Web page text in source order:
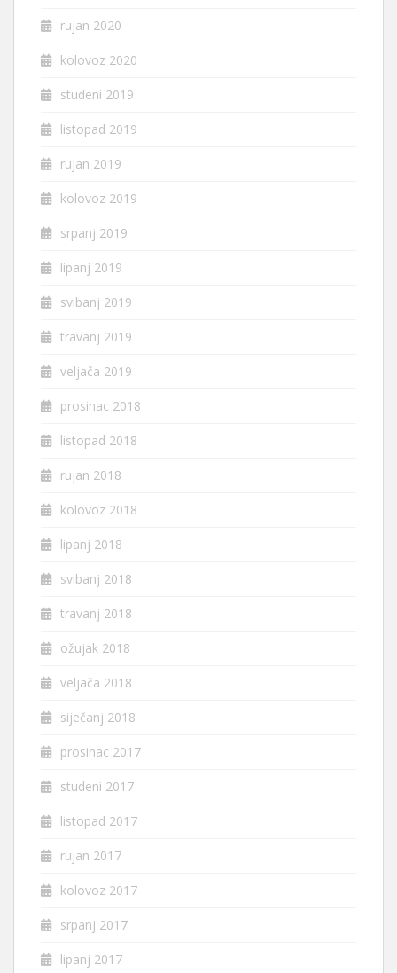
rujan 2020
kolovoz 2020
studeni 2019
listopad 2019
rujan 2019
kolovoz 2019
srpanj 2019
lipanj 2019
svibanj 2019
travanj 2019
veljača 2019
prosinac 2018
listopad 2018
rujan 2018
kolovoz 2018
lipanj 2018
svibanj 2018
travanj 2018
ožujak 2018
veljača 2018
siječanj 2018
prosinac 2017
studeni 2017
listopad 2017
rujan 2017
kolovoz 2017
srpanj 2017
lipanj 2017